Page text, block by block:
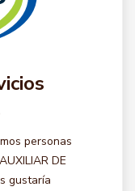
personas
DE
gustaría